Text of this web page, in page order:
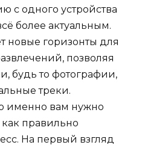
с одного устройства
более актуальным.
новые горизонты для
позволяя
будь то фотографии,
треки.
именно вам нужно
как правильно
На первый взгляд